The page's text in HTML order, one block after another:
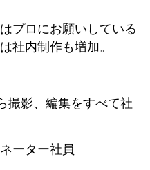
プロにお願いしている
社内制作も増加。
撮影、編集をすべて社
ーター社員